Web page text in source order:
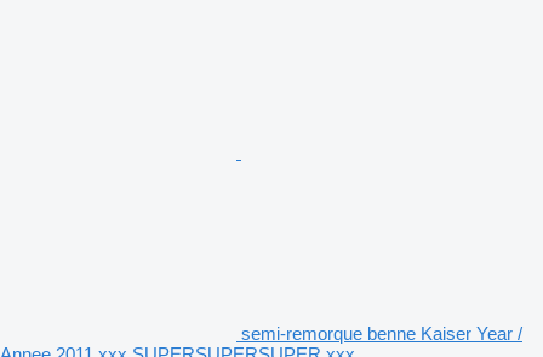
semi-remorque benne Kaiser Year /